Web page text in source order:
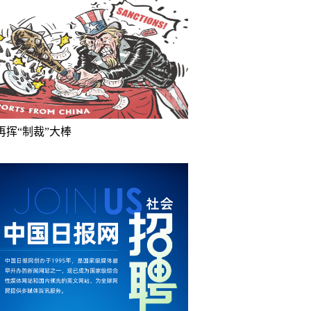
挥“制裁”大棒